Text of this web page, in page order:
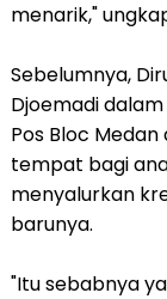
menarik,"
Sebelumnya,
Djoemadi
Pos Bloc
tempat bagi
menyalurkan
barunya.
"Itu sebabnya